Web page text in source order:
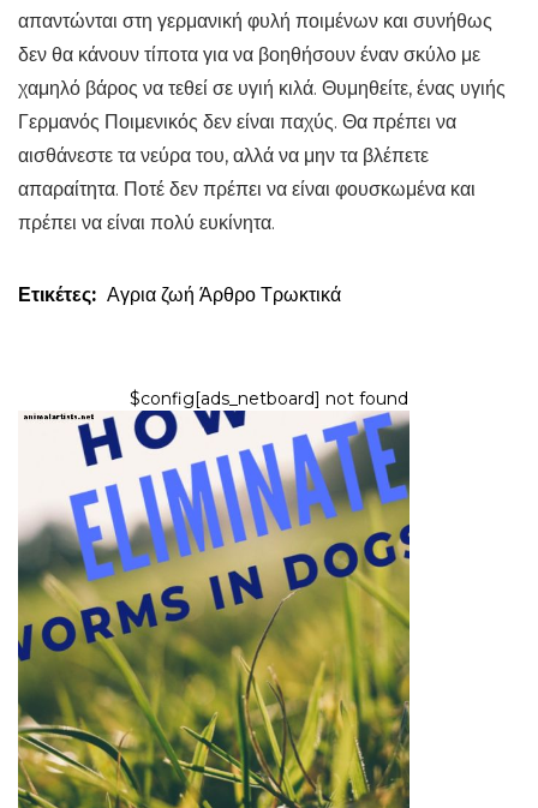
απαντώνται στη γερμανική φυλή ποιμένων και συνήθως
δεν θα κάνουν τίποτα για να βοηθήσουν έναν σκύλο με
χαμηλό βάρος να τεθεί σε υγιή κιλά. Θυμηθείτε, ένας υγιής
Γερμανός Ποιμενικός δεν είναι παχύς. Θα πρέπει να
αισθάνεστε τα νεύρα του, αλλά να μην τα βλέπετε
απαραίτητα. Ποτέ δεν πρέπει να είναι φουσκωμένα και
πρέπει να είναι πολύ ευκίνητα.
Ετικέτες: Αγρια ζωή Άρθρο Τρωκτικά
$config[ads_netboard] not found
ΣΚΎΛΟΙ
Πώς να μειώσετε ή να εξαλείψετε τα
σκουλήκια στα σκυλιά
6,2026